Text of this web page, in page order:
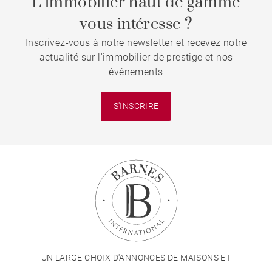
vous intéresse ?
Inscrivez-vous à notre newsletter et recevez notre
actualité sur l'immobilier de prestige et nos
événements
S'INSCRIRE
UN LARGE CHOIX D'ANNONCES DE MAISONS ET